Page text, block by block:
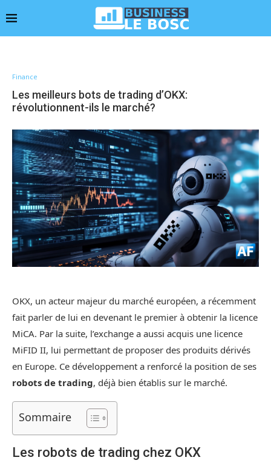
Finance
Les meilleurs bots de trading d’OKX:
révolutionnent-ils le marché?
OKX, un acteur majeur du marché européen, a récemment
fait parler de lui en devenant le premier à obtenir la licence
MiCA. Par la suite, l’exchange a aussi acquis une licence
MiFID II, lui permettant de proposer des produits dérivés
en Europe. Ce développement a renforcé la position de ses
robots de trading, déjà bien établis sur le marché.
Sommaire
Les robots de trading chez OKX